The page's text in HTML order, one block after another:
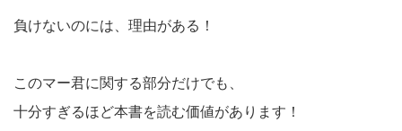
負けないのには、理由がある！
このマー君に関する部分だけでも、
十分すぎるほど本書を読む価値があります！